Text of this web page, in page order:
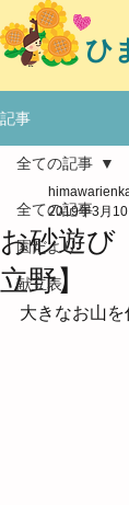
ひ
記事
全ての記事
園だより
献立表
全ての記事
お砂遊
立野】
2019年3月10
大きなお山を